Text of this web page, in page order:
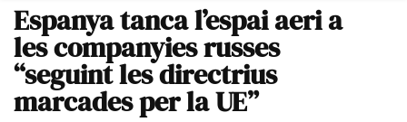
Espanya tanca l’espai aeri a
les companyies russes
“seguint les directrius
marcades per la UE”